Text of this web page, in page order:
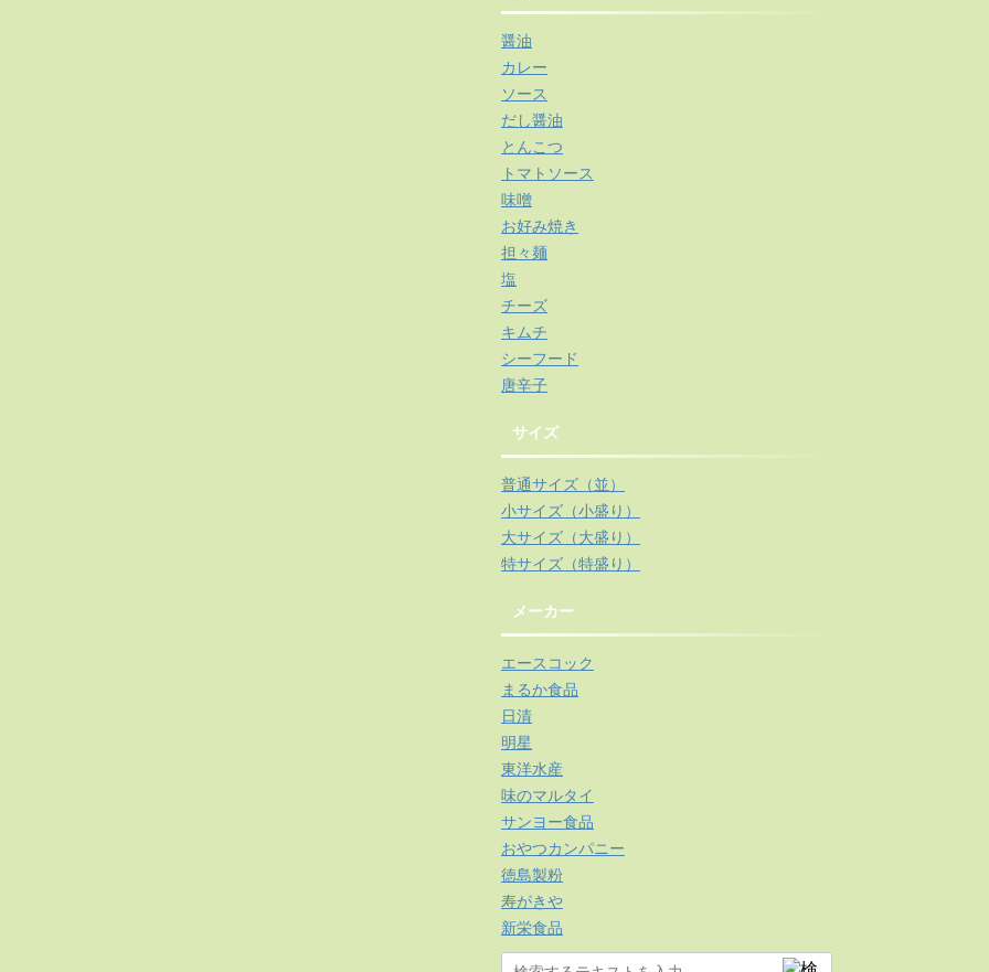
醤油
カレー
ソース
だし醤油
とんこつ
トマトソース
味噌
お好み焼き
担々麺
塩
チーズ
キムチ
シーフード
唐辛子
サイズ
普通サイズ（並）
小サイズ（小盛り）
大サイズ（大盛り）
特サイズ（特盛り）
メーカー
エースコック
まるか食品
日清
明星
東洋水産
味のマルタイ
サンヨー食品
おやつカンパニー
徳島製粉
寿がきや
新栄食品